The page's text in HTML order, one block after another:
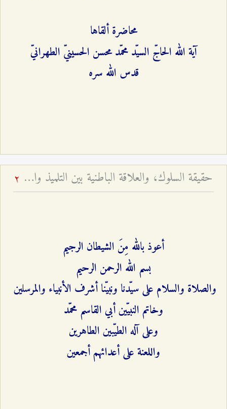
محاضرة ألقاها
آية الله الحاجّ السيّد محمّد محسن الحسينيّ الطهرانيّ
قدس الله سره
حقيقة السلوك، والعلاقة الباطنية بين التلميذ والأستاذ، و... - محاضرات جبل عامل - أسئلة وأجوبة الرجال - ج ٦ 2
أعوذ بالله مِنَ الشيطان الرجيم
بسم الله الرحمن الرحيم
والصلاة والسلام على سيّدنا ونبيّنا أشرف الأنبياء والمرسلين
وخاتم النبيّين أبي القاسم محمّد
وعلى آله الطيّبين الطاهرين
واللعنة على أعدائهم أجمعين